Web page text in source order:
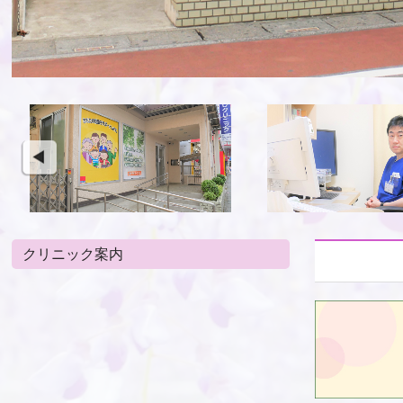
クリニック案内